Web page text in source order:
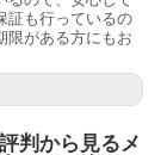
証も行っているの
限がある方にもお
判から見るメ